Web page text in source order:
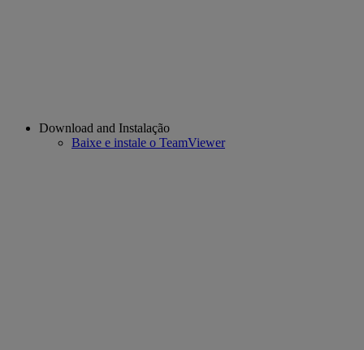
Download and Instalação
Baixe e instale o TeamViewer